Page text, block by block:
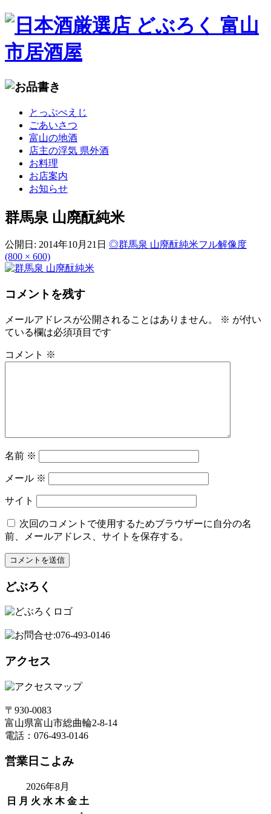
とっぷぺえじ
ごあいさつ
富山の地酒
店主の浮気 県外酒
お料理
お店案内
お知らせ
群馬泉 山廃酛純米
公開日: 2014年10月21日 ◎群馬泉 山廃酛純米フル解像度
(800 × 600)
コメントを残す
メールアドレスが公開されることはありません。 ※ が付い
ている欄は必須項目です
コメント ※
名前 ※
メール ※
サイト
次回のコメントで使用するためブラウザーに自分の名
前、メールアドレス、サイトを保存する。
どぶろく
アクセス
〒930-0083
富山県富山市総曲輪2-8-14
電話：076-493-0146
営業日こよみ
2026年8月
日
月 火 水 木 金 土